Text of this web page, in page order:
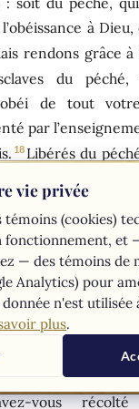
à
rendons grâce à
du péché,
obéi de tout
par
18 Libérés du
de la justice.
adapté à votre
les membres de
et du
; de la
au service
la sainteté.
péché, vous étiez
vous
vie privée
témoins (cookies)
fonctionnement, et
— des témoins de
Analytics) pour
n'est utilisée
plus.